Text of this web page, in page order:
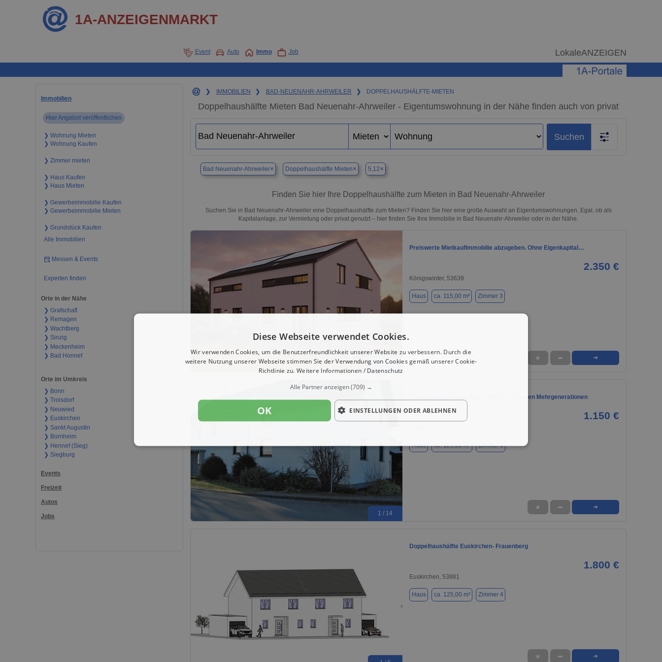
1A-ANZEIGENMARKT
Event Auto Immo Job LokaleANZEIGEN
Immobilien
Hier Angebot veröffentlichen
❯ Wohnung Mieten
❯ Wohnung Kaufen
❯ Zimmer mieten
❯ Haus Kaufen
❯ Haus Mieten
❯ Gewerbeimmobilie Kaufen
❯ Gewerbeimmobilie Mieten
❯ Grundstück Kaufen
Alle Immobilien
Messen & Events
Experten finden
Orte in der Nähe
❯ Grafschaft
❯ Remagen
❯ Wachtberg
❯ Sinzig
❯ Meckenheim
❯ Bad Honnef
Orte im Umkreis
❯ Bonn
❯ Troisdorf
❯ Neuwied
❯ Euskirchen
❯ Sankt Augustin
❯ Bornheim
❯ Hennef (Sieg)
❯ Siegburg
Events
Freizeit
Autos
Jobs
❯ IMMOBILIEN ❯ BAD-NEUENAHR-AHRWEILER ❯ DOPPELHAUSHÄLFTE-MIETEN
Doppelhaushälfte Mieten Bad Neuenahr-Ahrweiler - Eigentumswohnung in der Nähe finden auch von privat
Suchen
Bad Neuenahr-Ahrweiler× Doppelhaushälfte Mieten× 5,12×
Finden Sie hier Ihre Doppelhaushälfte zum Mieten in Bad Neuenahr-Ahrweiler
Suchen Sie in Bad Neuenahr-Ahrweiler eine Doppelhaushälfte zum Mieten? Finden Sie hier eine große Auswahl an Eigentumswohnungen. Egal, ob als
Kapitalanlage, zur Vermietung oder privat genutzt – hier finden Sie Ihre Immobilie in Bad Neuenahr-Ahrweiler oder in der Nähe.
1 / 4
Preiswerte MietkaufImmobilie abzugeben. Ohne Eigenkapital…
2.350 €
Königswinter, 53639
Haus ca. 115,00 m² Zimmer 3
★ ➦ ➜
1 / 14
2 großzügige Haushälften – Ideal für Familien Mehrgenerationen
1.150 €
Haus ca. 126,00 m² Zimmer 6
★ ➦ ➜
Doppelhaushälfte Euskirchen- Frauenberg
1.800 €
Euskirchen, 53881
Haus ca. 125,00 m² Zimmer 4
★ ➦ ➜
Diese Webseite verwendet Cookies.
Wir verwenden Cookies, um die Benutzerfreundlichkeit unserer Website zu verbessern. Durch die
weitere Nutzung unserer Webseite stimmen Sie der Verwendung von Cookies gemäß unserer Cookie-
Richtlinie zu. Weitere Informationen / Datenschutz
Alle Partner anzeigen(709) →
OK EINSTELLUNGEN ODER ABLEHNEN